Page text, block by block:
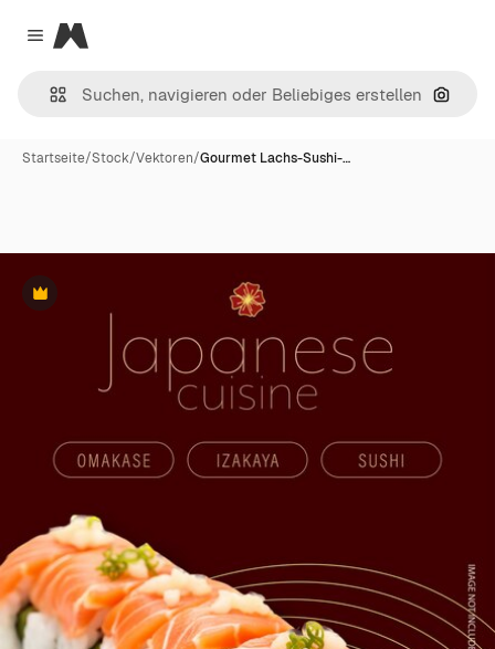
Close menu
Magnific
Nach
Startseite/Stock/Vektoren/Gourmet Lachs-Sushi-…
Premium